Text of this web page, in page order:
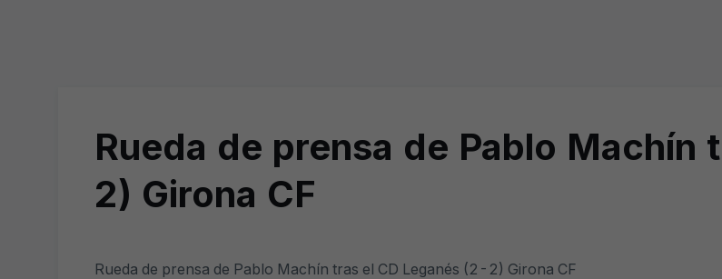
Rueda de prensa de Pablo Machín
2) Girona CF
Rueda de prensa de Pablo Machín tras el CD Leganés (2-2) Girona CF